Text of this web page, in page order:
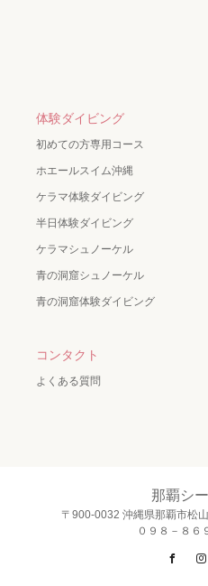
体験ダイビング
初めての方専用コース
ホエールスイム沖縄
ケラマ体験ダイビング
半日体験ダイビング
ケラマシュノーケル
青の洞窟シュノーケル
青の洞窟体験ダイビング
コンタクト
よくある質問
那覇シ
〒900-0032 沖縄県那覇市松
０９８－８６